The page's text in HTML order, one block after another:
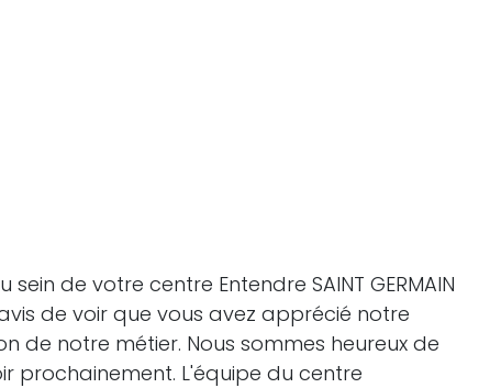
de votre centre Entendre SAINT GERMAIN
de voir que vous avez apprécié notre
de notre métier. Nous sommes heureux de
prochainement. L'équipe du centre